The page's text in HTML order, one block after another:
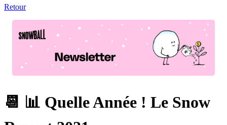
Retour
📆 📊 Quelle Année ! Le Snow